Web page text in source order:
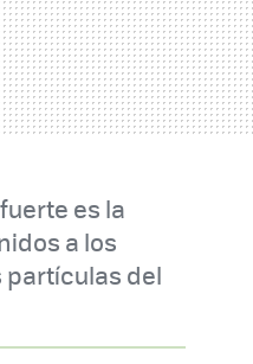
es la
a los
partículas del